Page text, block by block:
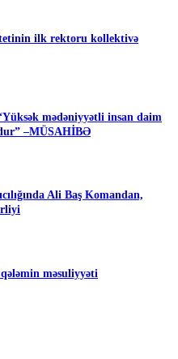
ilk rektoru kollektivə
mədəniyyətli insan daim
–MÜSAHİBƏ
Ali Baş Komandan,
məsuliyyəti